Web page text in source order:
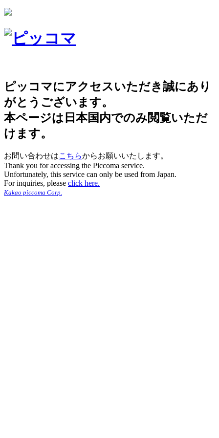
ピッコマにアクセスいただき誠にあり
がとうございます。
本ページは日本国内でのみ閲覧いただ
けます。
お問い合わせはこちらからお願いいたします。
Thank you for accessing the Piccoma service.
Unfortunately, this service can only be used from Japan.
For inquiries, please click here.
Kakao piccoma Corp.